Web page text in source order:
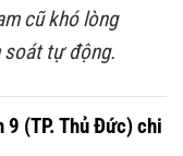
cũ khó lòng
soát tự động.
9 (TP. Thủ Đức) chi